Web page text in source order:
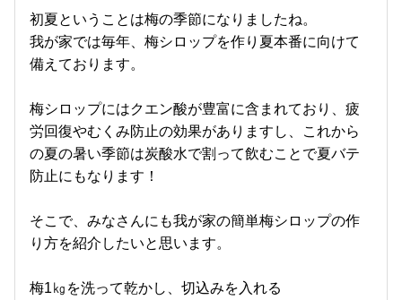
初夏ということは梅の季節になりましたね。
我が家では毎年、梅シロップを作り夏本番に向けて
備えております。
梅シロップにはクエン酸が豊富に含まれており、疲
労回復やむくみ防止の効果がありますし、これから
の夏の暑い季節は炭酸水で割って飲むことで夏バテ
防止にもなります！
そこで、みなさんにも我が家の簡単梅シロップの作
り方を紹介したいと思います。
梅1㎏を洗って乾かし、切込みを入れる